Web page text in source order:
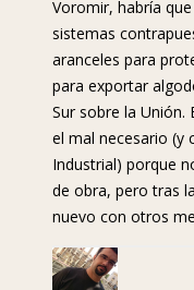
Voromir, habría
sistemas
aranceles para
para exportar
Sur sobre la Unión.
el mal necesario (y
Industrial) porque
de obra, pero tras
nuevo con otros